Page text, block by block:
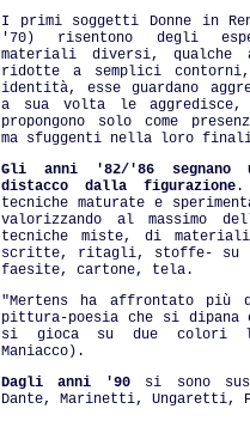
I primi soggetti Donne in
'70) risentono degli
materiali diversi, qualche
ridotte a semplici contorni,
identità, esse guardano
a sua volta le
propongono solo come
ma sfuggenti nella loro
Gli anni '82/'86 segnano
distacco dalla figurazione.
tecniche maturate e
valorizzando al massimo
tecniche miste, di
scritte, ritagli, stoffe- su
faesite, cartone, tela.
"Mertens ha affrontato
pittura-poesia che si dipana
si gioca su due colori
Maniacco).
Dagli anni '90 si sono
Dante, Marinetti,